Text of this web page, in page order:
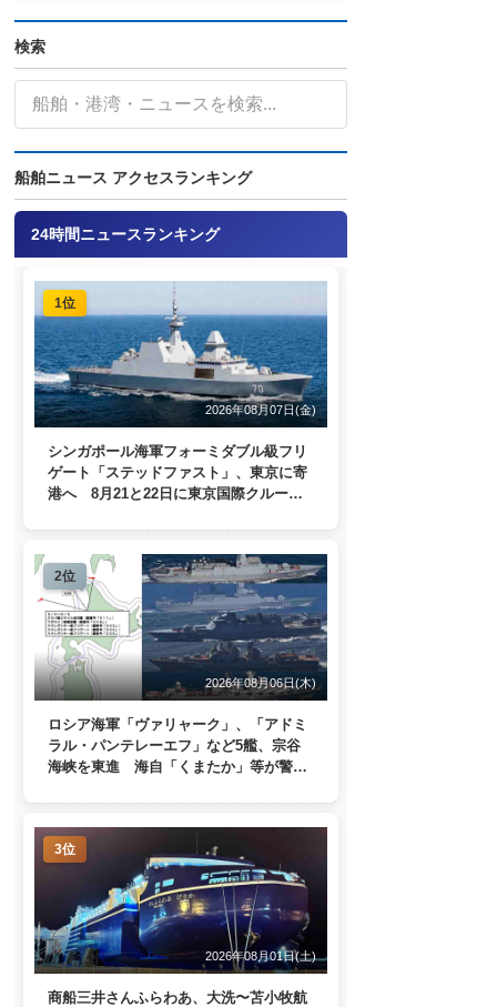
検索
船舶ニュース アクセスランキング
24時間ニュースランキング
1位
2026年08月07日(金)
シンガポール海軍フォーミダブル級フリ
ゲート「ステッドファスト」、東京に寄
港へ 8月21と22日に東京国際クルーズ
2位
2026年08月06日(木)
ロシア海軍「ヴァリャーク」、「アドミ
ラル・パンテレーエフ」など5艦、宗谷
海峡を東進 海自「くまたか」等が警戒
3位
2026年08月01日(土)
商船三井さんふらわあ、大洗〜苫小牧航